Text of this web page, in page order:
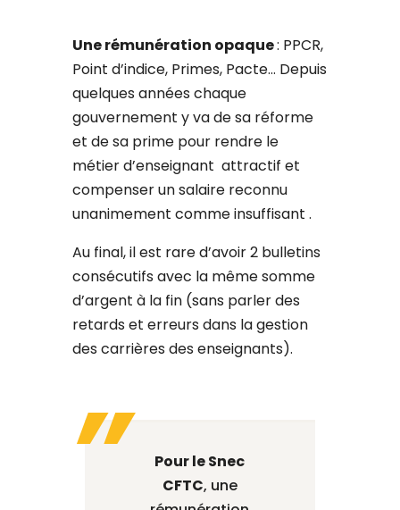
Une rémunération opaque: PPCR,
Point d’indice, Primes, Pacte… Depuis
quelques années chaque
gouvernement y va de sa réforme
et de sa prime pour rendre le
métier d’enseignant attractif et
compenser un salaire reconnu
unanimement comme insuffisant .
Au final, il est rare d’avoir 2 bulletins
consécutifs avec la même somme
d’argent à la fin (sans parler des
retards et erreurs dans la gestion
des carrières des enseignants).
Pour le Snec
CFTC, une